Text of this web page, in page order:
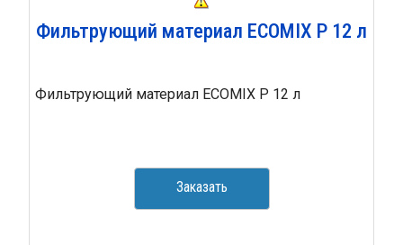
Фильтрующий материал ECOMIX P 12 л
Фильтрующий материал ECOMIX P 12 л
Заказать